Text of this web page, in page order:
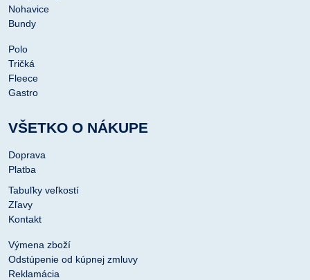
Nohavice
Bundy
Polo
Tričká
Fleece
Gastro
VŠETKO O NÁKUPE
Doprava
Platba
Tabuľky veľkostí
Zľavy
Kontakt
Výmena zboží
Odstúpenie od kúpnej zmluvy
Reklamácia